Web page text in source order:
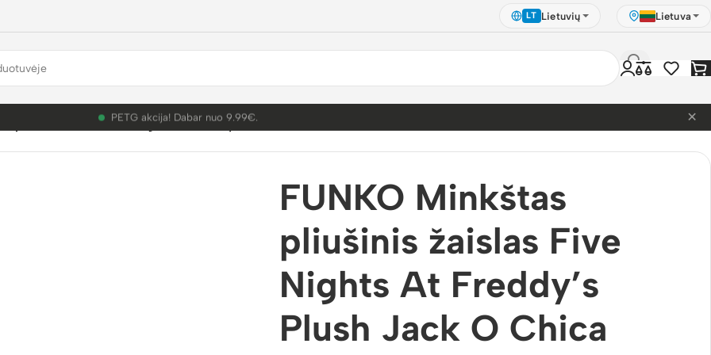
LT Lietuvių Lietuva
PETG akcija! Dabar nuo 9.99€. ×
pliušinis žaislas Five Nights At Freddy’s Plush Jack O Chica 14cm
FUNKO Minkštas
pliušinis žaislas Five
Nights At Freddy’s
Plush Jack O Chica